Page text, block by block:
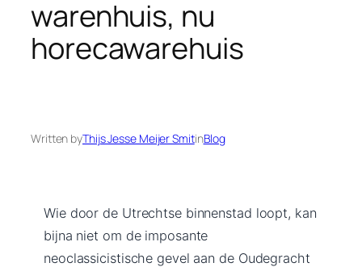
warenhuis, nu
horecawarehuis
Written byThijs Jesse Meijer SmitinBlog
Wie door de Utrechtse binnenstad loopt, kan
bijna niet om de imposante
neoclassicistische gevel aan de Oudegracht